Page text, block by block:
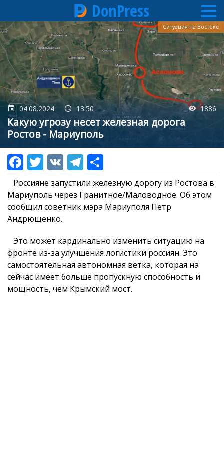
Перейти
к
основному
содержанию
DonPress
04.08.2024 13:50 1886
Какую угрозу несет железная дорога
Ростов - Мариуполь
Ситуация на Востоке
Россияне запустили железную дорогу из Ростова в
Мариуполь через Гранитное/Маловодное. Об этом
сообщил советник мэра Мариуполя Петр
Андрющенко.
Это может кардинально изменить ситуацию на
фронте из-за улучшения логистики россиян. Это
самостоятельная автономная ветка, которая на
сейчас имеет больше пропускную способность и
мощность, чем Крымский мост.